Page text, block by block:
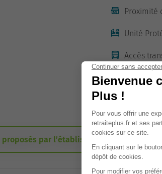
Proximité
Unité
Accès
Ascenseur
par l’établissement